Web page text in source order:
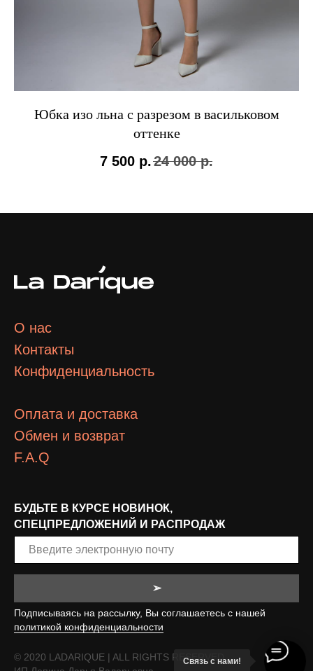
Юбка изо льна с разрезом в васильковом
оттенке
7 500 р.24 000 р.
О нас
Контакты
Конфиденциальность
Оплата и доставка
Обмен и возврат
F.A.Q
БУДЬТЕ В КУРСЕ НОВИНОК,
СПЕЦПРЕДЛОЖЕНИЙ И РАСПРОДАЖ
➢
Подписываясь на рассылку, Вы соглашаетесь с нашей
политикой конфиденциальности
© 2020 LADARIQUE | ALL RIGHTS RESERVED
Связь с нами!